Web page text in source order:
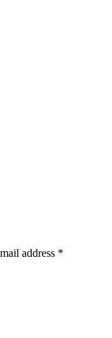
address *